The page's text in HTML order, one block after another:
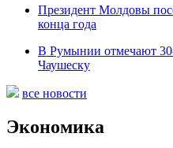
Президент Молдовы
конца года
В Румынии отмечают
Чаушеску
все новости
Экономика